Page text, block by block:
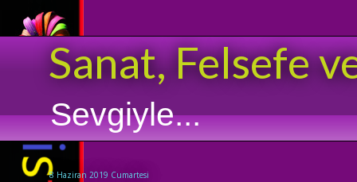
Sanat, Felsefe
Sevgiyle...
8 Haziran 2019 Cumartesi